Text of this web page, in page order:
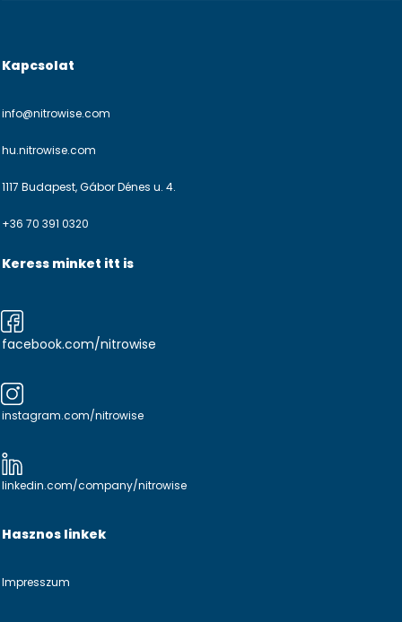
Kapcsolat
info@nitrowise.com
hu.nitrowise.com
1117 Budapest, Gábor Dénes u. 4.
+36 70 391 0320
Keress minket itt is
facebook.com/nitrowise
instagram.com/nitrowise
linkedin.com/company/nitrowise
Hasznos linkek
Impresszum